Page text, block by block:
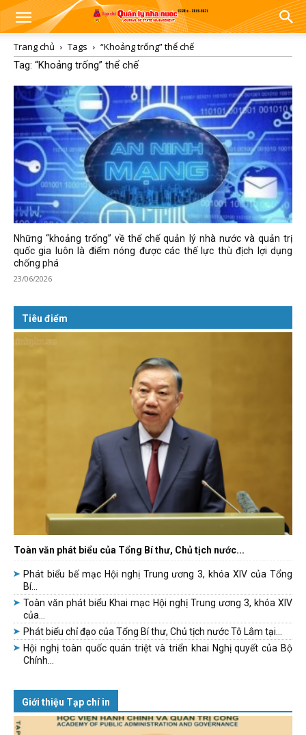
Trang chủ Tags
“Khoảng trống” thể chế
Tag: “Khoảng trống” thể chế
Những “khoảng trống” về thể chế quản lý nhà nước và quản trị
quốc gia luôn là điểm nóng được các thế lực thù địch lợi dụng
chống phá
23/06/2026
Tiêu điểm
Toàn văn phát biểu của Tổng Bí thư, Chủ tịch nước...
Phát biểu bế mạc Hội nghị Trung ương 3, khóa XIV của Tổng
Bí...
Toàn văn phát biểu Khai mạc Hội nghị Trung ương 3, khóa XIV
của...
Phát biểu chỉ đạo của Tổng Bí thư, Chủ tịch nước Tô Lâm tại...
Hội nghị toàn quốc quán triệt và triển khai Nghị quyết của Bộ
Chính...
Giới thiệu Tạp chí in